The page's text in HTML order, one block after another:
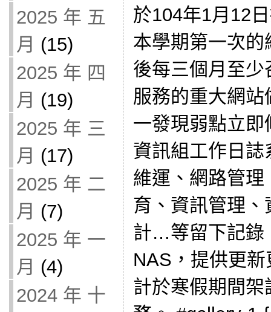
2025 年 五
月 (15)
2025 年 四
月 (19)
2025 年 三
月 (17)
2025 年 二
月 (7)
2025 年 一
月 (4)
2024 年 十
於104年1月12
本學期第一次
後每三個月至
服務的重大網
一發現弱點立
資訊組工作日
維運、網路管
育、資訊管理
計…等留下記錄
NAS，提供更
計於寒假期間